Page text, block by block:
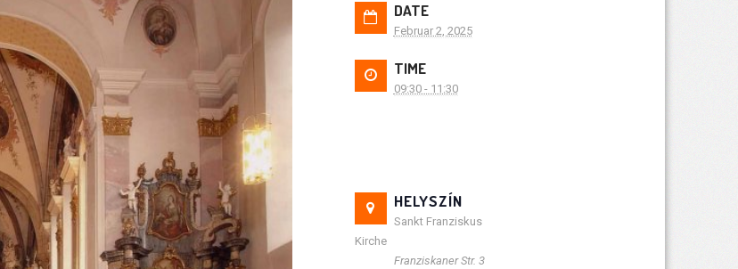
DATE
Februar 2, 2025
TIME
09:30 - 11:30
HELYSZÍN
Sankt Franziskus
Kirche
Franziskaner Str. 3